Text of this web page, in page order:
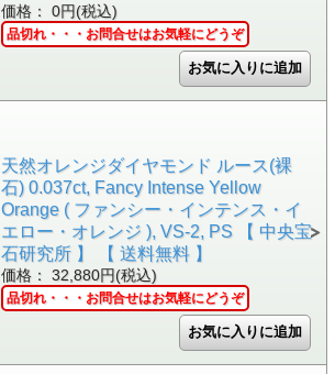
価格： 0円(税込)
品切れ・・・お問合せはお気軽にどうぞ
天然オレンジダイヤモンド ルース(裸
石) 0.037ct, Fancy Intense Yellow
Orange ( ファンシー・インテンス・イ
エロー・オレンジ ), VS-2, PS 【 中央宝
石研究所 】 【 送料無料 】
価格： 32,880円(税込)
品切れ・・・お問合せはお気軽にどうぞ